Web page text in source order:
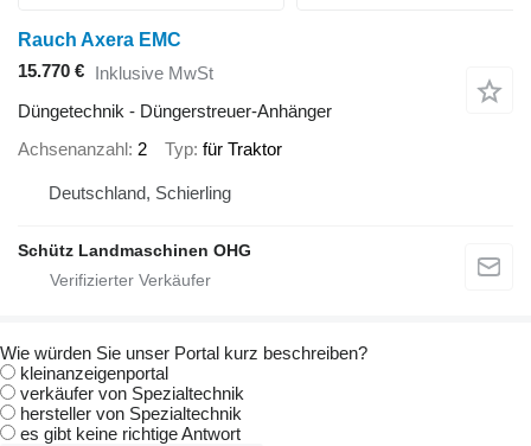
Rauch Axera EMC
15.770 € Inklusive MwSt
Düngetechnik - Düngerstreuer-Anhänger
Achsenanzahl 2 Typ für Traktor
Deutschland, Schierling
Schütz Landmaschinen OHG
Wie würden Sie unser Portal kurz beschreiben?
kleinanzeigenportal
verkäufer von Spezialtechnik
hersteller von Spezialtechnik
es gibt keine richtige Antwort